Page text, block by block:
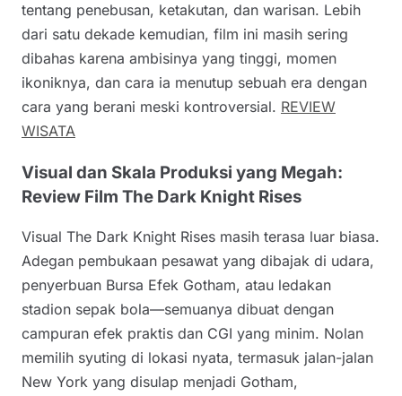
tentang penebusan, ketakutan, dan warisan. Lebih
dari satu dekade kemudian, film ini masih sering
dibahas karena ambisinya yang tinggi, momen
ikoniknya, dan cara ia menutup sebuah era dengan
cara yang berani meski kontroversial. REVIEW
WISATA
Visual dan Skala Produksi yang Megah:
Review Film The Dark Knight Rises
Visual The Dark Knight Rises masih terasa luar biasa.
Adegan pembukaan pesawat yang dibajak di udara,
penyerbuan Bursa Efek Gotham, atau ledakan
stadion sepak bola—semuanya dibuat dengan
campuran efek praktis dan CGI yang minim. Nolan
memilih syuting di lokasi nyata, termasuk jalan-jalan
New York yang disulap menjadi Gotham,